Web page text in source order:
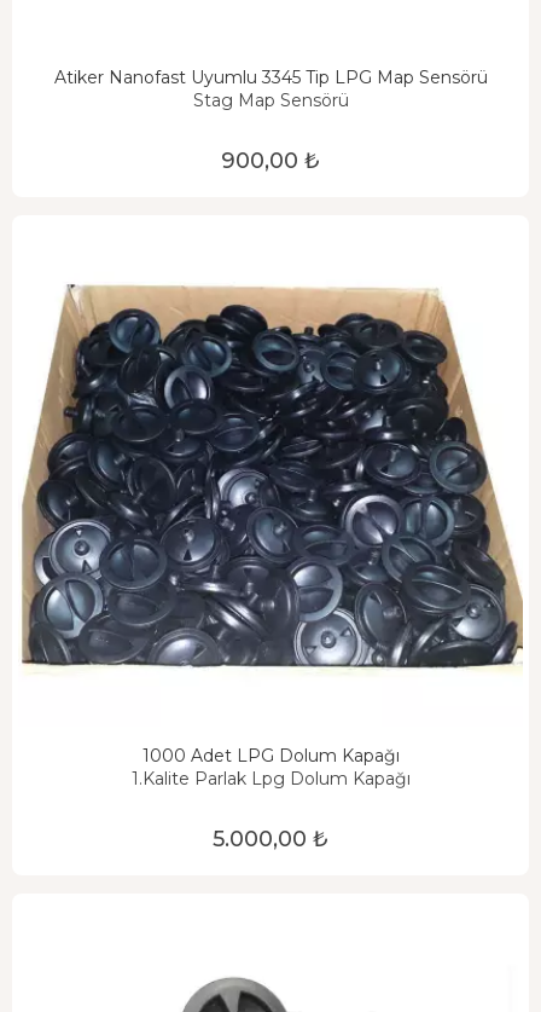
Atiker Nanofast Uyumlu 3345 Tip LPG Map Sensörü
Stag Map Sensörü
900,00 ₺
1000 Adet LPG Dolum Kapağı
1.Kalite Parlak Lpg Dolum Kapağı
5.000,00 ₺